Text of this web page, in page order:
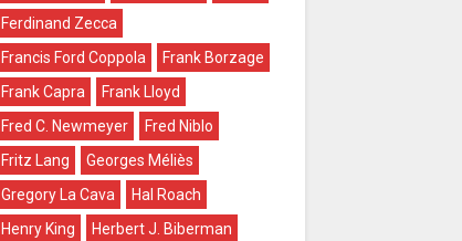
Ferdinand Zecca
Francis Ford Coppola
Frank Borzage
Frank Capra
Frank Lloyd
Fred C. Newmeyer
Fred Niblo
Fritz Lang
Georges Méliès
Gregory La Cava
Hal Roach
Henry King
Herbert J. Biberman